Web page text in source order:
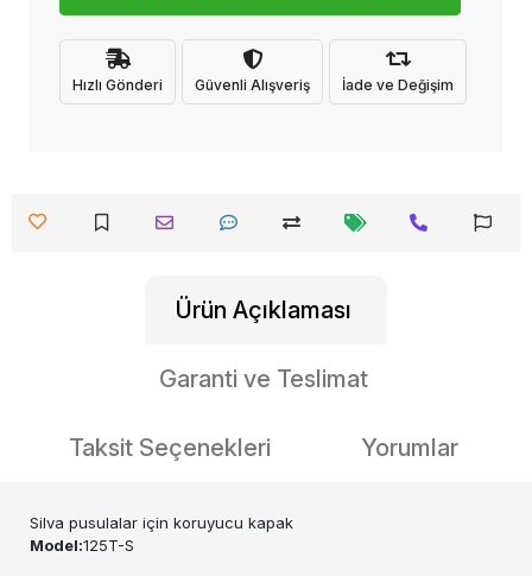
Hızlı Gönderi Güvenli Alışveriş İade ve Değişim
Ürün Açıklaması
Garanti ve Teslimat
Taksit Seçenekleri Yorumlar
Silva pusulalar için koruyucu kapak
Model:125T-S